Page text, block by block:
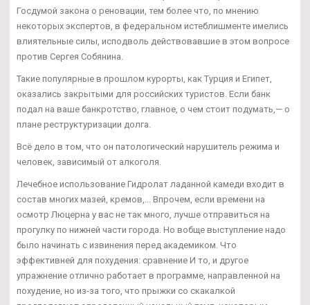
Госдумой закона о реновации, тем более что, по мнению
некоторых экспертов, в федеральном истеблишменте имелись
влиятельные силы, исподволь действовавшие в этом вопросе
против Сергея Собянина.
Такие популярные в прошлом курорты, как Турция и Египет,
оказались закрытыми для российских туристов. Если банк
подал на ваше банкротство, главное, о чем стоит подумать,— о
плане реструктуризации долга.
Всё дело в том, что он патологический нарушитель режима и
человек, зависимый от алкоголя.
Лечебное использование Гидролат ладанной камеди входит в
состав многих мазей, кремов,... Впрочем, если времени на
осмотр Люцерна у вас не так много, лучше отправиться на
прогулку по нижней части города. Но вобще выступление надо
было начинать с извинения перед академиком. Что
эффективней для похудения: сравнение И то, и другое
упражнение отлично работает в программе, направленной на
похудение, но из-за того, что прыжки со скакалкой